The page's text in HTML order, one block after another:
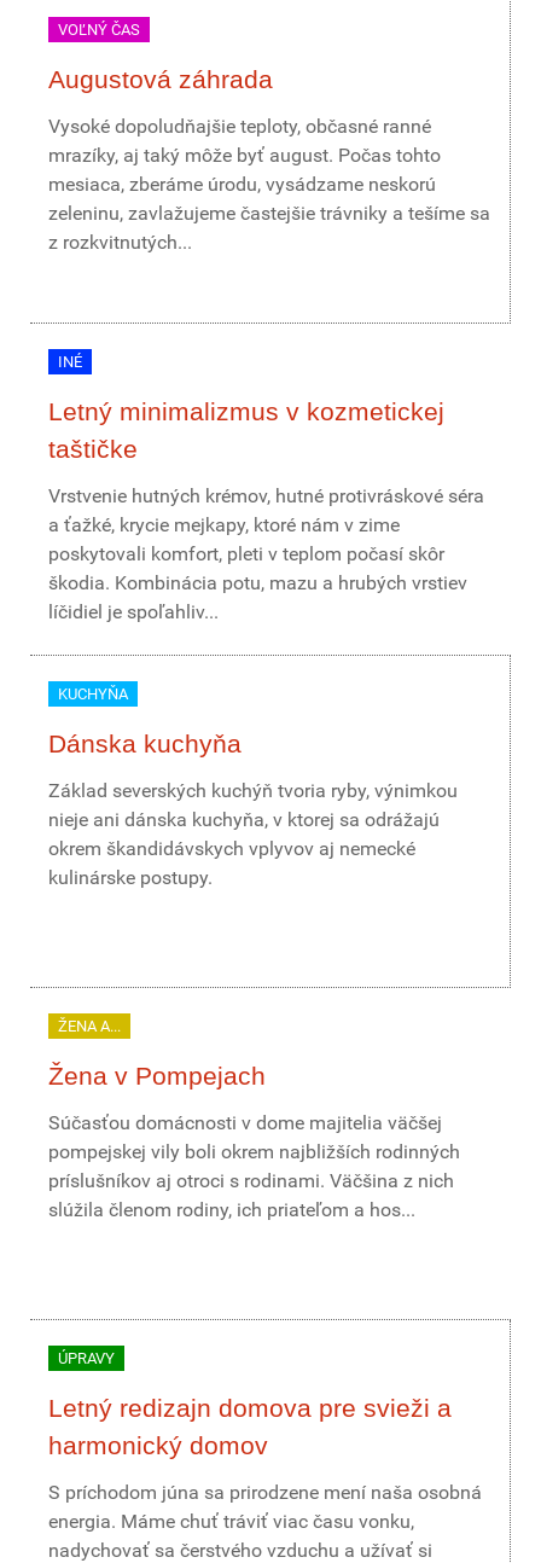
VOĽNÝ ČAS
Augustová záhrada
Vysoké dopoludňajšie teploty, občasné ranné
mrazíky, aj taký môže byť august. Počas tohto
mesiaca, zberáme úrodu, vysádzame neskorú
zeleninu, zavlažujeme častejšie trávniky a tešíme sa
z rozkvitnutých...
INÉ
Letný minimalizmus v kozmetickej
taštičke
Vrstvenie hutných krémov, hutné protivráskové séra
a ťažké, krycie mejkapy, ktoré nám v zime
poskytovali komfort, pleti v teplom počasí skôr
škodia. Kombinácia potu, mazu a hrubých vrstiev
líčidiel je spoľahliv...
KUCHYŇA
Dánska kuchyňa
Základ severských kuchýň tvoria ryby, výnimkou
nieje ani dánska kuchyňa, v ktorej sa odrážajú
okrem škandidávskych vplyvov aj nemecké
kulinárske postupy.
ŽENA A...
Žena v Pompejach
Súčasťou domácnosti v dome majitelia väčšej
pompejskej vily boli okrem najbližších rodinných
príslušníkov aj otroci s rodinami. Väčšina z nich
slúžila členom rodiny, ich priateľom a hos...
ÚPRAVY
Letný redizajn domova pre svieži a
harmonický domov
S príchodom júna sa prirodzene mení naša osobná
energia. Máme chuť tráviť viac času vonku,
nadychovať sa čerstvého vzduchu a užívať si